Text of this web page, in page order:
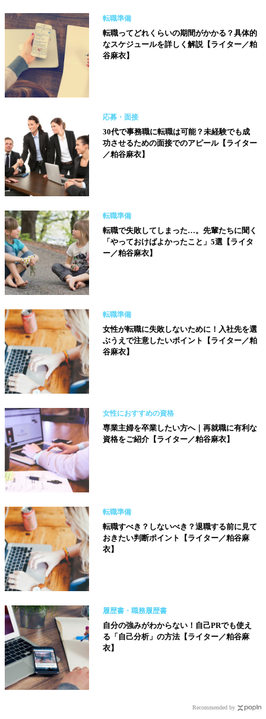
転職準備
転職ってどれくらいの期間がかかる？具体的
なスケジュールを詳しく解説【ライター／粕
谷麻衣】
応募・面接
30代で事務職に転職は可能？未経験でも成
功させるための面接でのアピール【ライター
／粕谷麻衣】
転職準備
転職で失敗してしまった…。先輩たちに聞く
「やっておけばよかったこと」5選【ライタ
ー／粕谷麻衣】
転職準備
女性が転職に失敗しないために！入社先を選
ぶうえで注意したいポイント【ライター／粕
谷麻衣】
女性におすすめの資格
専業主婦を卒業したい方へ｜再就職に有利な
資格をご紹介【ライター／粕谷麻衣】
転職準備
転職すべき？しないべき？退職する前に見て
おきたい判断ポイント【ライター／粕谷麻
衣】
履歴書・職務履歴書
自分の強みがわからない！自己PRでも使え
る「自己分析」の方法【ライター／粕谷麻
衣】
Recommended by